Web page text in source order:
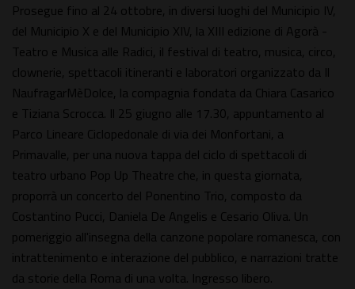
Prosegue fino al 24 ottobre, in diversi luoghi del Municipio IV,
del Municipio X e del Municipio XIV, la XIII edizione di Agorà -
Teatro e Musica alle Radici, il festival di teatro, musica, circo,
clownerie, spettacoli itineranti e laboratori organizzato da Il
NaufragarMèDolce, la compagnia fondata da Chiara Casarico
e Tiziana Scrocca. Il 25 giugno alle 17.30, appuntamento al
Parco Lineare Ciclopedonale di via dei Monfortani, a
Primavalle, per una nuova tappa del ciclo di spettacoli di
teatro urbano Pop Up Theatre che, in questa giornata,
proporrà un concerto del Ponentino Trio, composto da
Costantino Pucci, Daniela De Angelis e Cesario Oliva. Un
pomeriggio all'insegna della canzone popolare romanesca, con
intrattenimento e interazione del pubblico, e narrazioni tratte
da storie della Roma di una volta. Ingresso libero.